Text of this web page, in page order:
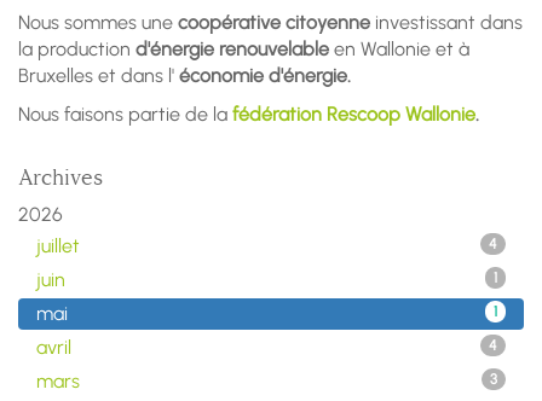
Nous sommes une coopérative citoyenne investissant dans
la production d'énergie renouvelable en Wallonie et à
Bruxelles et dans l' économie d'énergie.
Nous faisons partie de la fédération Rescoop Wallonie.
Archives
2026
juillet
4
juin 1
mai 1
avril 4
mars 3